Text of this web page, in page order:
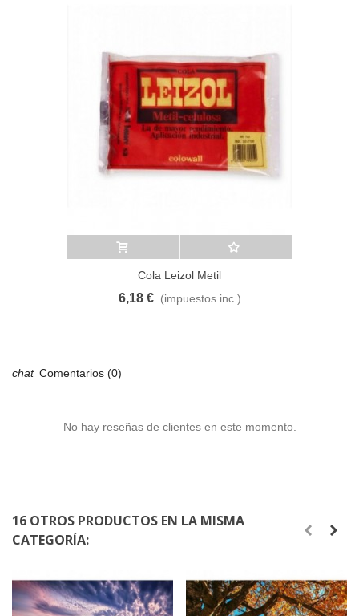
Añadir al carrito A lista de deseos
Cola Leizol Metil
6,18 € (impuestos inc.)
Comentarios (0)
No hay reseñas de clientes en este momento.
16 OTROS PRODUCTOS EN LA MISMA
CATEGORÍA: